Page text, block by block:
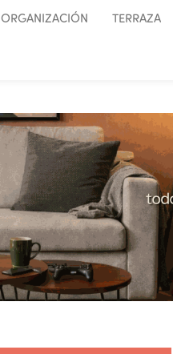
ORGANIZACIÓN TERRAZA